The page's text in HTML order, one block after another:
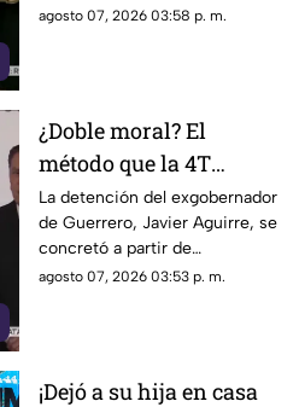
inspectores de EE. UU.,
agosto 07, 2026 03:58 p. m.
¿Doble moral? El
método que la 4T
desacredita para Rocha
Moya y Enrique
Inzunza fue el que
metió a la cárcel a
La detención del exgobernador
de Guerrero, Javier Aguirre, se
concretó a partir de
declaraciones de testigos
agosto 07, 2026 03:53 p. m.
¡Dejó a su hija en casa